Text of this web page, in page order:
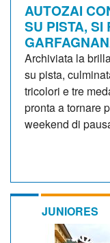
AUTOZAI
SU PISTA,
Archiviata la
su pista,
tricolori e tre
pronta a tornare
weekend di
JUNIORES